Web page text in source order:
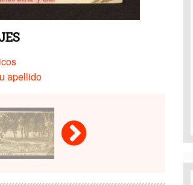
apellido